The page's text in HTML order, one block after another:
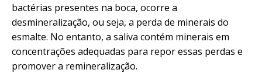
bactérias presentes na boca, ocorre a
desmineralização, ou seja, a perda de minerais do
esmalte. No entanto, a saliva contém minerais em
concentrações adequadas para repor essas perdas e
promover a remineralização.